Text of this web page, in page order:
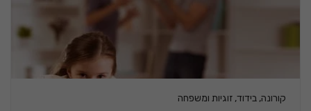
קורונה, בידוד, זוגיות ומשפחה